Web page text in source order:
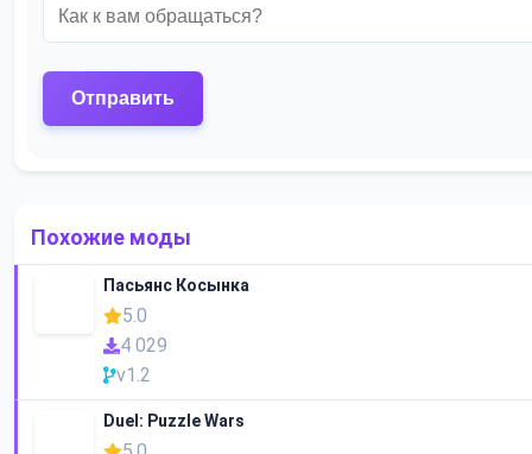
Похожие моды
Пасьянс Косынка
5.0
4 029
v1.2
Duel: Puzzle Wars